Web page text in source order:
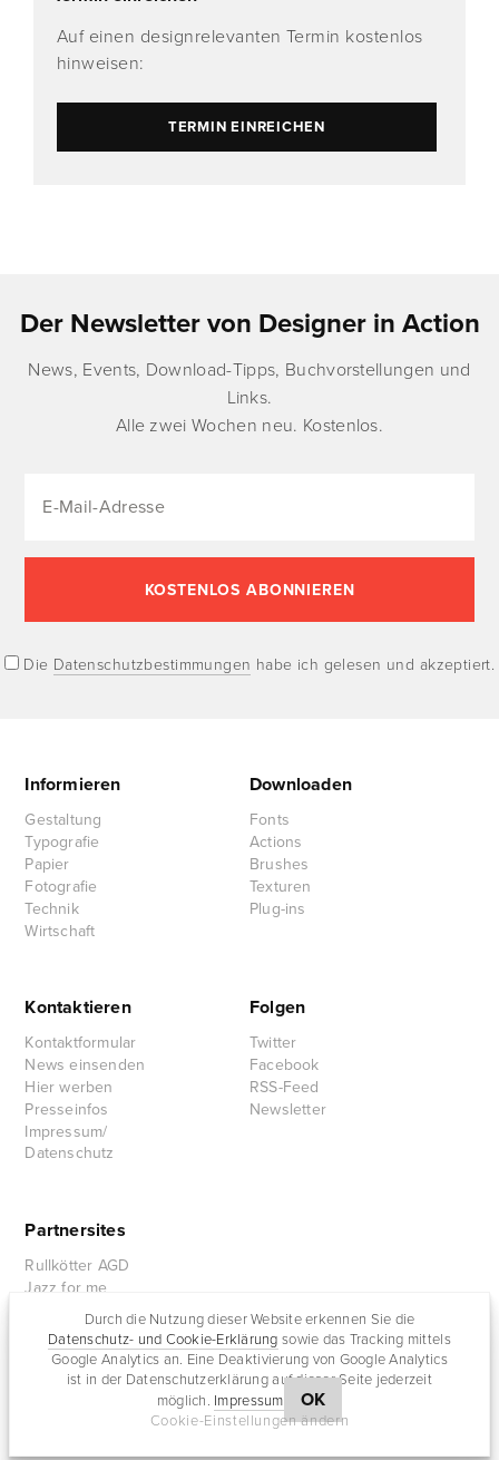
Durch die Nutzung dieser Website erkennen Sie die
Datenschutz- und Cookie-Erklärung sowie das Tracking mittels
Google Analytics an. Eine Deaktivierung von Google Analytics
ist in der Datenschutzerklärung auf dieser Seite jederzeit
möglich. Impressum OK
Cookie-Einstellungen ändern
Auf einen designrelevanten Termin kostenlos
hinweisen:
TERMIN EINREICHEN
Der Newsletter von Designer in Action
News, Events, Download-Tipps, Buchvorstellungen und
Links.
Alle zwei Wochen neu. Kostenlos.
Die Datenschutzbestimmungen habe ich gelesen und akzeptiert.
Informieren
Gestaltung
Typografie
Papier
Fotografie
Technik
Wirtschaft
Downloaden
Fonts
Actions
Brushes
Texturen
Plug-ins
Kontaktieren
Kontaktformular
News einsenden
Hier werben
Presseinfos
Impressum/
Datenschutz
Folgen
Twitter
Facebook
RSS-Feed
Newsletter
Partnersites
Rullkötter AGD
Jazz for me